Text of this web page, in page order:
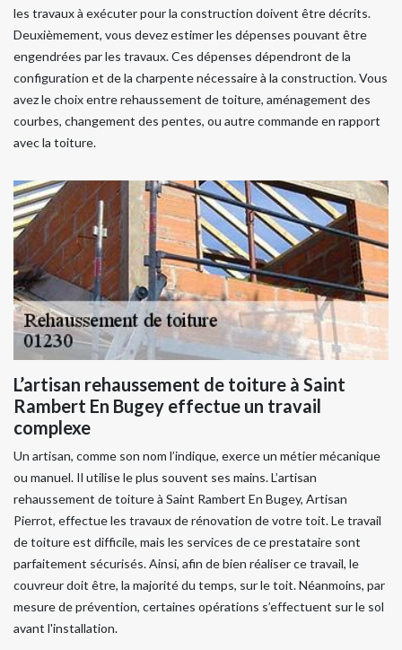
les travaux à exécuter pour la construction doivent être décrits.
Deuxièmement, vous devez estimer les dépenses pouvant être
engendrées par les travaux. Ces dépenses dépendront de la
configuration et de la charpente nécessaire à la construction. Vous
avez le choix entre rehaussement de toiture, aménagement des
courbes, changement des pentes, ou autre commande en rapport
avec la toiture.
L’artisan rehaussement de toiture à Saint
Rambert En Bugey effectue un travail
complexe
Un artisan, comme son nom l’indique, exerce un métier mécanique
ou manuel. Il utilise le plus souvent ses mains. L’artisan
rehaussement de toiture à Saint Rambert En Bugey, Artisan
Pierrot, effectue les travaux de rénovation de votre toit. Le travail
de toiture est difficile, mais les services de ce prestataire sont
parfaitement sécurisés. Ainsi, afin de bien réaliser ce travail, le
couvreur doit être, la majorité du temps, sur le toit. Néanmoins, par
mesure de prévention, certaines opérations s’effectuent sur le sol
avant l'installation.